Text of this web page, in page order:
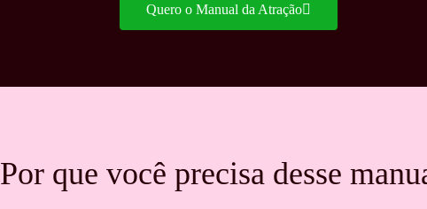
Quero o Manual da Atração
Por que você precisa desse